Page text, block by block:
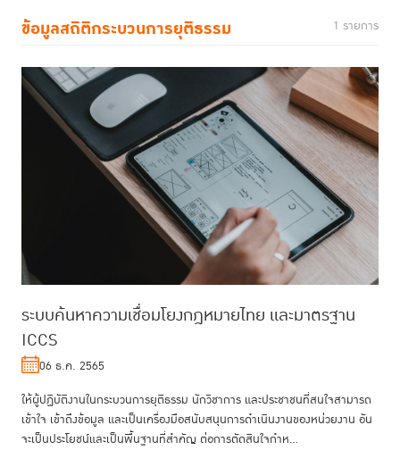
ข้อมูลสถิติกระบวนการยุติธรรม 1 รายการ
ระบบค้นหาความเชื่อมโยงกฎหมายไทย และมาตรฐาน
ICCS
06 ธ.ค. 2565
ให้ผู้ปฏิบัติงานในกระบวนการยุติธรรม นักวิชาการ และประชาชนที่สนใจสามารถ
เข้าใจ เข้าถึงข้อมูล และเป็นเครื่องมือสนับสนุนการดําเนินงานของหน่วยงาน อัน
จะเป็นประโยชน์และเป็นพื้นฐานที่สําคัญ ต่อการตัดสินใจกําห...